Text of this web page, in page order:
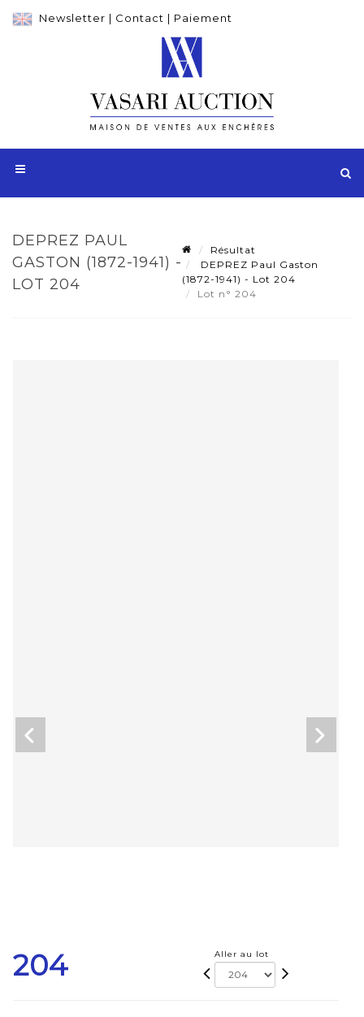
Newsletter | Contact | Paiement
DEPREZ PAUL
GASTON (1872-1941) -
LOT 204
Résultat
DEPREZ Paul Gaston
(1872-1941) - Lot 204
Lot n° 204
204 Aller au lot